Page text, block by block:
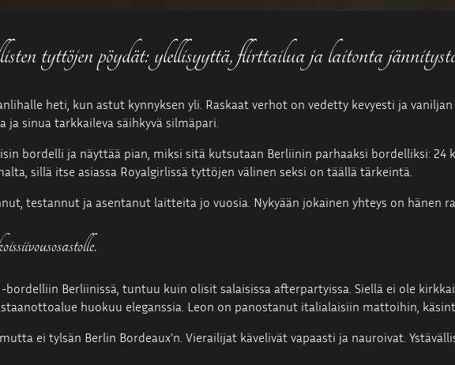
tyttöjen pöydät: ylellisyyttä, flirttailua ja laitonta
heti, kun astut kynnyksen yli. Raskaat verhot on vedetty kevyesti ja
ja sinua tarkkaileva säihkyvä silmäpari.
bordelli ja näyttää pian, miksi sitä kutsutaan Berliinin parhaaksi bordelliksi:
sillä itse asiassa Royalgirlissä tyttöjen välinen seksi on täällä tärkeintä.
testannut ja asentanut laitteita jo vuosia. Nykyään jokainen yhteys on hänen
bordelliin Berliinissä, tuntuu kuin olisit salaisissa afterpartyissa. Siellä ei ole
huokuu eleganssia. Leon on panostanut italialaisiin mattoihin,
ei tylsän Berlin Bordeaux’n. Vierailijat kävelivät vapaasti ja nauroivat.